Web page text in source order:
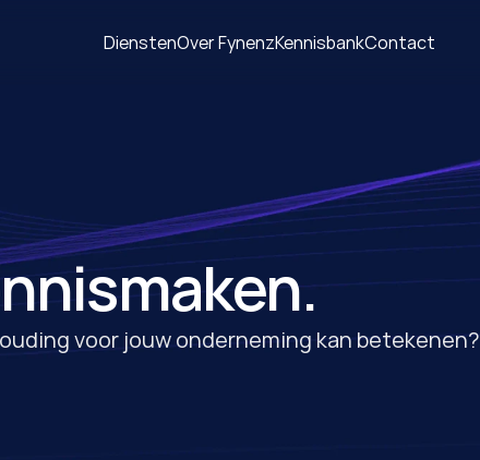
DienstenOver FynenzKennisbankContact
voor jouw onderneming kan betekenen?